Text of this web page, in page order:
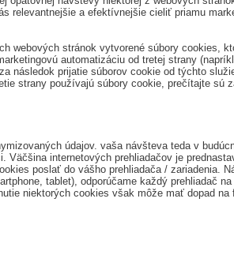
relevantnejšie a efektívnejšie cieliť priamu
webových stránok vytvorené súbory cookies,
automatizáciu od tretej strany
následok prijatie súborov cookie od týchto
strany používajú súbory cookie, prečítajte sú
údajov. vaša návšteva teda v
internetových prehliadačov je
poslať do vášho prehliadača / zariadenia.
tablet), odporúčame každý prehliadač
niektorých cookies však môže mať dopad na